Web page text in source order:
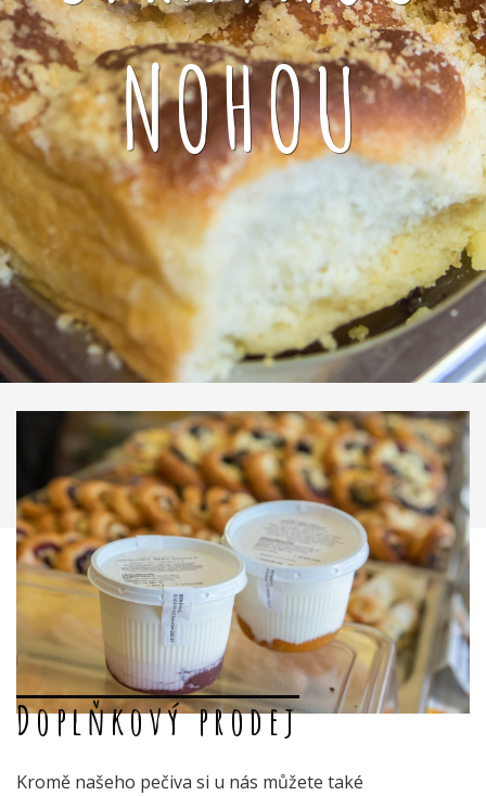
NOHOU
Doplňkový prodej
Kromě našeho pečiva si u nás můžete také